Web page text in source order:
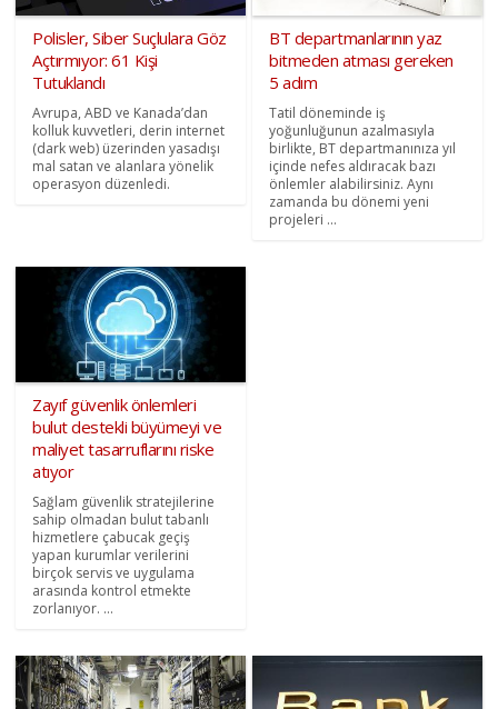
Polisler, Siber Suçlulara Göz
Açtırmıyor: 61 Kişi
Tutuklandı
Avrupa, ABD ve Kanada’dan
kolluk kuvvetleri, derin internet
(dark web) üzerinden yasadışı
mal satan ve alanlara yönelik
operasyon düzenledi.
BT departmanlarının yaz
bitmeden atması gereken
5 adım
Tatil döneminde iş
yoğunluğunun azalmasıyla
birlikte, BT departmanınıza yıl
içinde nefes aldıracak bazı
önlemler alabilirsiniz. Aynı
zamanda bu dönemi yeni
projeleri ...
Zayıf güvenlik önlemleri
bulut destekli büyümeyi ve
maliyet tasarruflarını riske
atıyor
Sağlam güvenlik stratejilerine
sahip olmadan bulut tabanlı
hizmetlere çabucak geçiş
yapan kurumlar verilerini
birçok servis ve uygulama
arasında kontrol etmekte
zorlanıyor. ...